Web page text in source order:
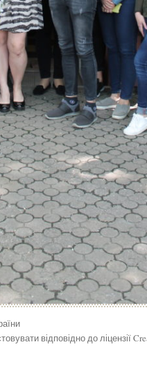
відповідно до ліцензії